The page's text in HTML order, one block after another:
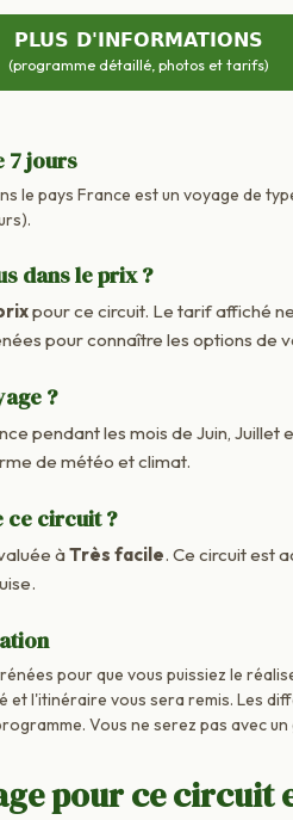
PLUS D'INFORMATIONS
(programme détaillé, photos et tarifs)
7 jours
le pays France est un voyage de
dans le prix ?
pour ce circuit. Le tarif affiché
pour connaître les options de
?
pendant les mois de Juin, Juillet
de météo et climat.
ce circuit ?
àTrès facile. Ce circuit est
pour que vous puissiez le
et l'itinéraire vous sera remis. Les
Vous ne serez pas avec
pour ce circuit